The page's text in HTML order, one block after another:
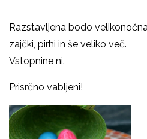
Razstavljena bodo
zajčki, pirhi in še veliko več.
Vstopnine ni.
Prisrčno vabljeni!